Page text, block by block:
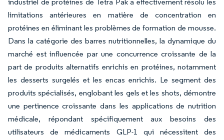
limitations antérieures en matière de concentration en
protéines en éliminant les problèmes de formation de mousse.
Dans la catégorie des barres nutritionnelles, la dynamique du
marché est influencée par une concurrence croissante de la
part de produits alternatifs enrichis en protéines, notamment
les desserts surgelés et les encas enrichis. Le segment des
produits spécialisés, englobant les gels et les shots, démontre
une pertinence croissante dans les applications de nutrition
médicale, répondant spécifiquement aux besoins des
utilisateurs de médicaments GLP-1 qui nécessitent des